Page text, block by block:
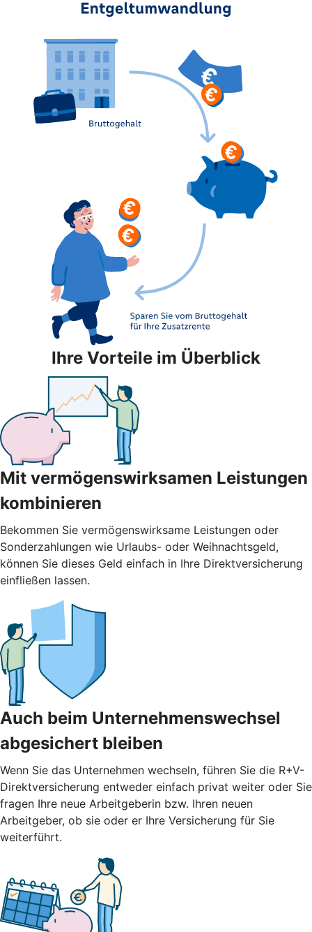
Ihre Vorteile im Überblick
Mit vermögenswirksamen Leistungen
kombinieren
Bekommen Sie vermögenswirksame Leistungen oder
Sonderzahlungen wie Urlaubs- oder Weihnachtsgeld,
können Sie dieses Geld einfach in Ihre Direktversicherung
einfließen lassen.
Auch beim Unternehmenswechsel
abgesichert bleiben
Wenn Sie das Unternehmen wechseln, führen Sie die R+V-
Direktversicherung entweder einfach privat weiter oder Sie
fragen Ihre neue Arbeitgeberin bzw. Ihren neuen
Arbeitgeber, ob sie oder er Ihre Versicherung für Sie
weiterführt.